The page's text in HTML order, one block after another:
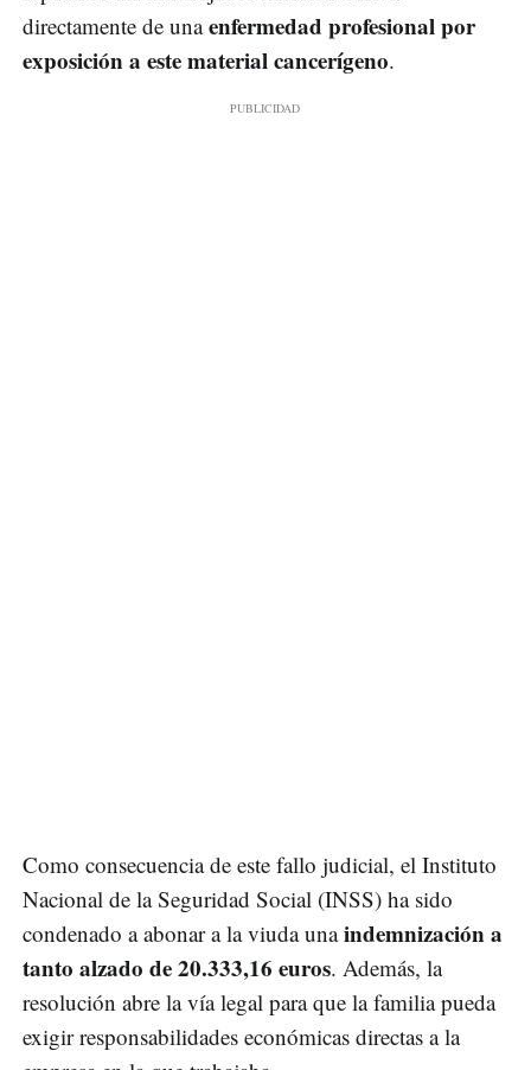
directamente de unaenfermedad profesional por
exposición a este material cancerígeno.
Como consecuencia de este fallo judicial, el Instituto
Nacional de la Seguridad Social (INSS) ha sido
condenado a abonar a la viuda unaindemnización a
tanto alzado de 20.333,16 euros. Además, la
resolución abre la vía legal para que la familia pueda
exigir responsabilidades económicas directas a la